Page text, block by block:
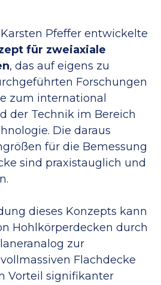
Pfeffer entwickelte
für zweiaxiale
, das auf eigens zu
Forschungen
zum international
der Technik im Bereich
Die daraus
für die Bemessung
sind praxistauglich und
dieses Konzepts kann
Hohlkörperdecken durch
zur
Flachdecke
Vorteil signifikanter